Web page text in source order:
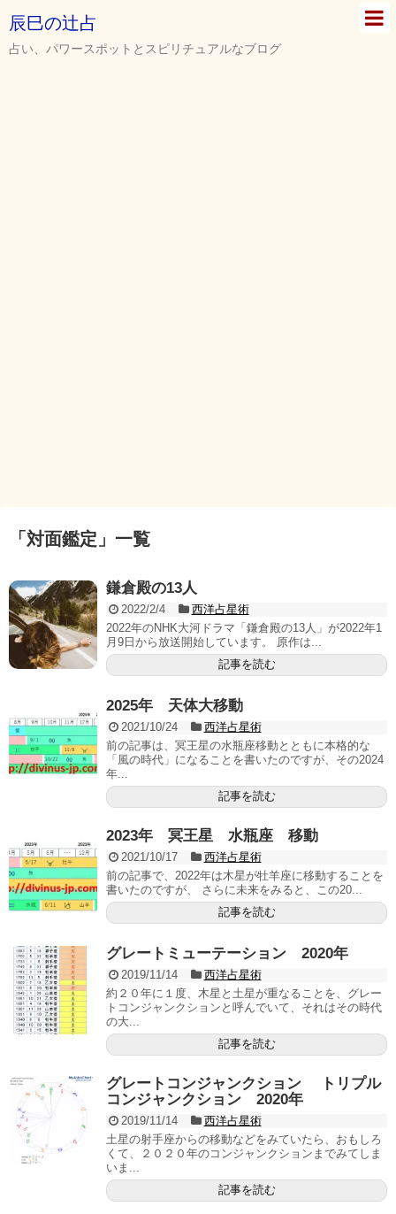
辰巳の辻占
占い、パワースポットとスピリチュアルなブログ
「 対面鑑定 」 一覧
鎌倉殿の13人
2022/2/4
西洋占星術
2022年のNHK大河ドラマ「鎌倉殿の13人」が2022年1
月9日から放送開始しています。 原作は...
記事を読む
2025年 天体大移動
2021/10/24
西洋占星術
前の記事は、冥王星の水瓶座移動とともに本格的な
「風の時代」になることを書いたのですが、その2024
年...
記事を読む
2023年 冥王星 水瓶座 移動
2021/10/17
西洋占星術
前の記事で、2022年は木星が牡羊座に移動することを
書いたのですが、 さらに未来をみると、この20...
記事を読む
グレートミューテーション 2020年
2019/11/14
西洋占星術
約２０年に１度、木星と土星が重なることを、グレー
トコンジャンクションと呼んでいて、それはその時代
の大...
記事を読む
グレートコンジャンクション トリプル
コンジャンクション 2020年
2019/11/14
西洋占星術
土星の射手座からの移動などをみていたら、おもしろ
くて、２０２０年のコンジャンクションまでみてしま
いま...
記事を読む